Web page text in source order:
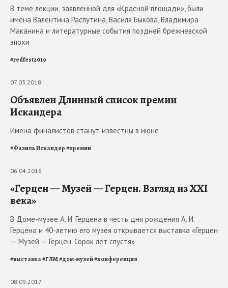
В теме лекции, заявленной для «Красной площади», были
имена Валентина Распутина, Василя Быкова, Владимира
Маканина и литературные события поздней брежневской
эпохи
#redfest2019
07.03.2018
Объявлен Длинный список премии
Искандера
Имена финалистов станут известны в июне
#Фазиль Искандер#премии
06.04.2016
«Герцен — Музей — Герцен. Взгляд из XXI
века»
В Доме-музее А. И. Герцена в честь дня рождения А. И.
Герцена и 40-летию его музея открывается выставка «Герцен
— Музей — Герцен. Сорок лет спустя»
#выставка#ГЛМ#дом-музей#конференция
08.09.2017